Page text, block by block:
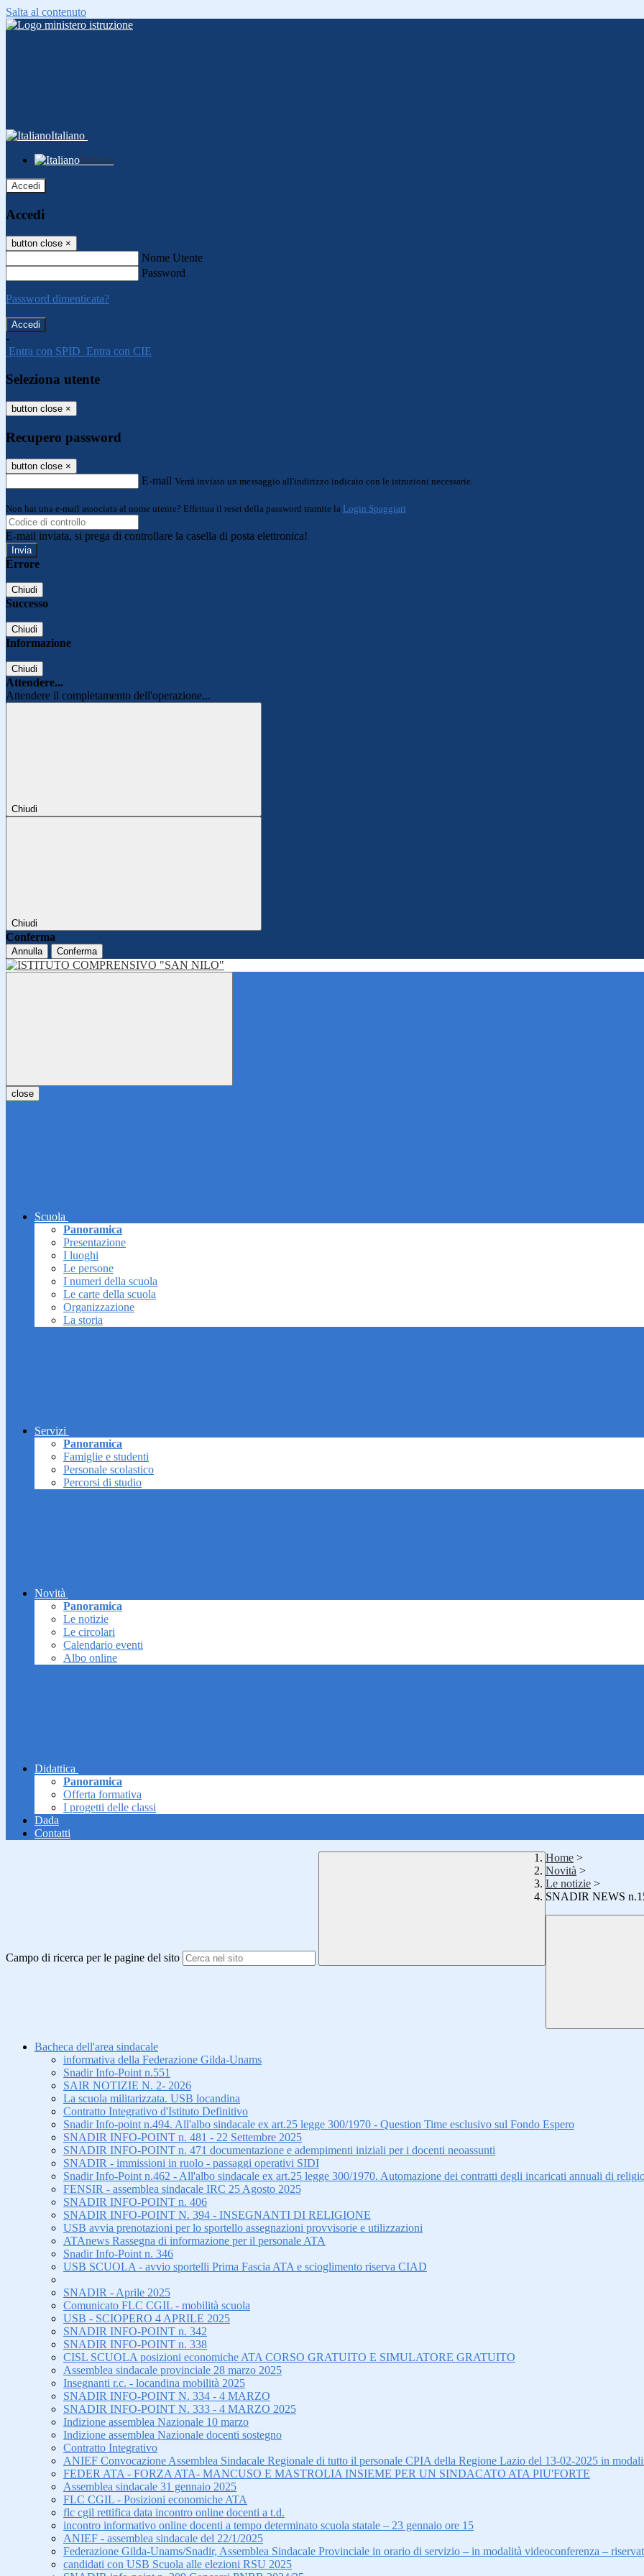
Salta al contenuto
Italiano
Italiano
Accedi
Accedi
button close ×
Nome Utente
Password
Password dimenticata?
-
Entra con SPID Entra con CIE
Seleziona utente
button close ×
Recupero password
button close ×
E-mail Verrà inviato un messaggio all'indirizzo indicato con le istruzioni necessarie.
Non hai una e-mail associata al nome utente? Effettua il reset della password tramite la Login Spaggiari
E-mail inviata, si prega di controllare la casella di posta elettronica!
Errore
Chiudi
Successo
Chiudi
Informazione
Chiudi
Attendere...
Attendere il completamento dell'operazione...
Chiudi
Chiudi
Conferma
Annulla Conferma
close
Scuola
Panoramica
Presentazione
I luoghi
Le persone
I numeri della scuola
Le carte della scuola
Organizzazione
La storia
Servizi
Panoramica
Famiglie e studenti
Personale scolastico
Percorsi di studio
Novità
Panoramica
Le notizie
Le circolari
Calendario eventi
Albo online
Didattica
Panoramica
Offerta formativa
I progetti delle classi
Dada
Contatti
Campo di ricerca per le pagine del sito
Home >
Novità >
Le notizie >
SNADIR NEWS
Bacheca dell'area sindacale
informativa della Federazione Gilda-Unams
Snadir Info-Point n.551
SAIR NOTIZIE N. 2- 2026
La scuola militarizzata. USB locandina
Contratto Integrativo d'Istituto Definitivo
Snadir Info-point n.494. All'albo sindacale ex art.25 legge 300/1970 - Question Time esclusivo sul Fondo Espero
SNADIR INFO-POINT n. 481 - 22 Settembre 2025
SNADIR INFO-POINT n. 471 documentazione e adempimenti iniziali per i docenti neoassunti
SNADIR - immissioni in ruolo - passaggi operativi SIDI
Snadir Info-Point n.462 - All'albo sindacale ex art.25 legge 300/1970. Automazione dei contratti degli incaricati annuali di
FENSIR - assemblea sindacale IRC 25 Agosto 2025
SNADIR INFO-POINT n. 406
SNADIR INFO-POINT N. 394 - INSEGNANTI DI RELIGIONE
USB avvia prenotazioni per lo sportello assegnazioni provvisorie e utilizzazioni
ATAnews Rassegna di informazione per il personale ATA
Snadir Info-Point n. 346
USB SCUOLA - avvio sportelli Prima Fascia ATA e scioglimento riserva CIAD
SNADIR - Aprile 2025
Comunicato FLC CGIL - mobilità scuola
USB - SCIOPERO 4 APRILE 2025
SNADIR INFO-POINT n. 342
SNADIR INFO-POINT n. 338
CISL SCUOLA posizioni economiche ATA CORSO GRATUITO E SIMULATORE GRATUITO
Assemblea sindacale provinciale 28 marzo 2025
Insegnanti r.c. - locandina mobilità 2025
SNADIR INFO-POINT N. 334 - 4 MARZO
SNADIR INFO-POINT N. 333 - 4 MARZO 2025
Indizione assemblea Nazionale 10 marzo
Indizione assemblea Nazionale docenti sostegno
Contratto Integrativo
ANIEF Convocazione Assemblea Sindacale Regionale di tutto il personale CPIA della Regione Lazio del 13-02-2025 in
FEDER ATA - FORZA ATA- MANCUSO E MASTROLIA INSIEME PER UN SINDACATO ATA PIU'FORTE
Assemblea sindacale 31 gennaio 2025
FLC CGIL - Posizioni economiche ATA
flc cgil rettifica data incontro online docenti a t.d.
incontro informativo online docenti a tempo determinato scuola statale – 23 gennaio ore 15
ANIEF - assemblea sindacale del 22/1/2025
Federazione Gilda-Unams/Snadir, Assemblea Sindacale Provinciale in orario di servizio – in modalità videoconferenza –
candidati con USB Scuola alle elezioni RSU 2025